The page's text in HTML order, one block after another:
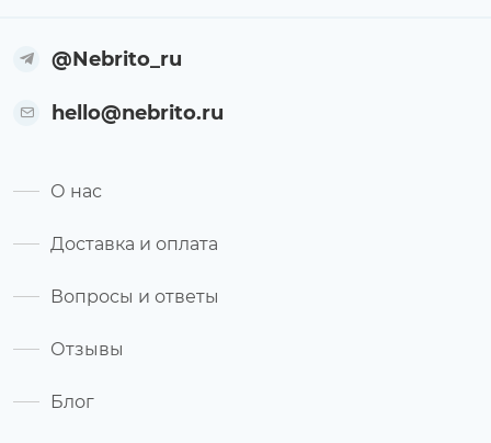
@Nebrito_ru
hello@nebrito.ru
О нас
Доставка и оплата
Вопросы и ответы
Отзывы
Блог